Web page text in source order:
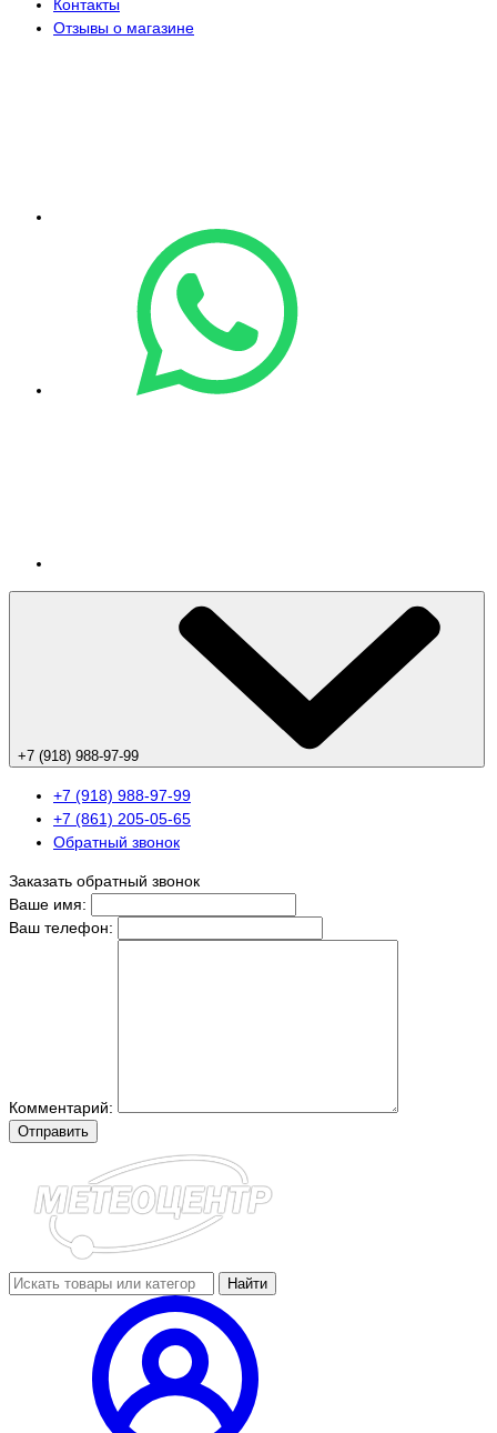
Контакты
Отзывы о магазине
+7 (918) 988-97-99
+7 (918) 988-97-99
+7 (861) 205-05-65
Обратный звонок
Заказать обратный звонок
Ваше имя:
Ваш телефон:
Комментарий:
Отправить
Найти